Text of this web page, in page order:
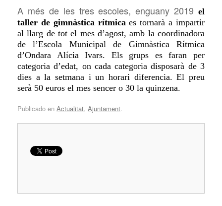
A més de les tres escoles, enguany 2019 el
taller de gimnàstica rítmicaes tornarà a impartir
al llarg de tot el mes d’agost, amb la coordinadora
de l’Escola Municipal de Gimnàstica Rítmica
d’Ondara Alícia Ivars. Els grups es faran per
categoria d’edat, on cada categoria disposarà de 3
dies a la setmana i un horari diferencia. El preu
serà 50 euros el mes sencer o 30 la quinzena.
Publicado en Actualitat, Ajuntament.